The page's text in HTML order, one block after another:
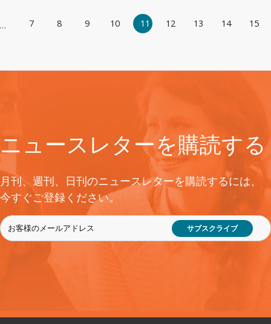
… 7 8 9 10 11 12 13 14 15
ニュースレターを購読する
月刊、週刊、日刊のニュースレターを購読するには、
今すぐご登録ください。
サブスクライブ